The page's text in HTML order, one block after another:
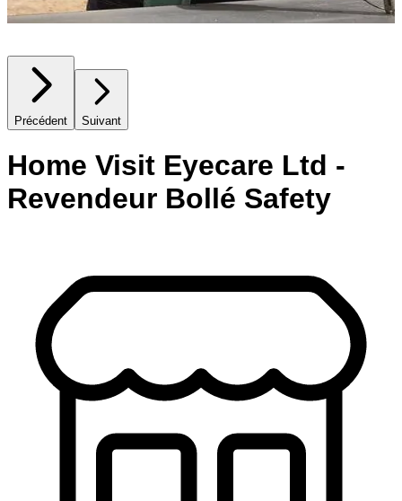
Précédent Suivant
Home Visit Eyecare Ltd -
Revendeur Bollé Safety